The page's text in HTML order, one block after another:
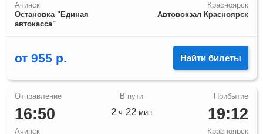
Ачинск
Остановка "Единая
автокасса"
Красноярск
Автовокзал Красноярск
от 955 р. Найти билеты
16:50
Ачинск
19:12
Красноярск
2 ч 22 мин